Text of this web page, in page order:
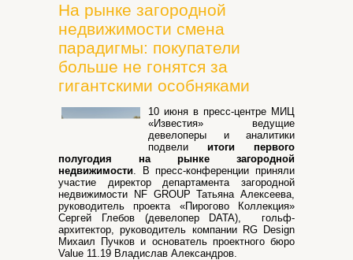
На рынке загородной
недвижимости смена
парадигмы: покупатели
больше не гонятся за
гигантскими особняками
10 июня в пресс-центре МИЦ
«Известия» ведущие
девелоперы и аналитики
подвели итоги первого
полугодия на рынке загородной
недвижимости. В пресс-конференции приняли
участие директор департамента загородной
недвижимости NF GROUP Татьяна Алексеева,
руководитель проекта «Пирогово Коллекция»
Сергей Глебов (девелопер DATA), гольф-
архитектор, руководитель компании RG Design
Михаил Пучков и основатель проектного бюро
Value 11.19 Владислав Александров.